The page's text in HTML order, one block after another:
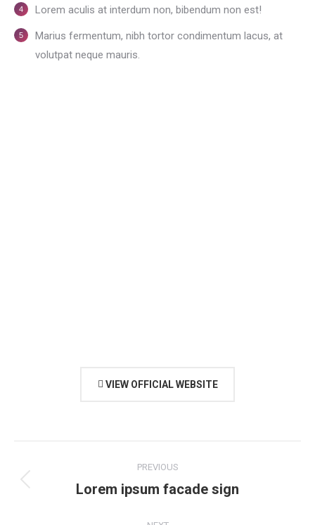
Lorem aculis at interdum non, bibendum non est!
Мarius fermentum, nibh tortor condimentum lacus, at
volutpat neque mauris.
VIEW OFFICIAL WEBSITE
navigation
PREVIOUS
Previous
Lorem ipsum facade sign